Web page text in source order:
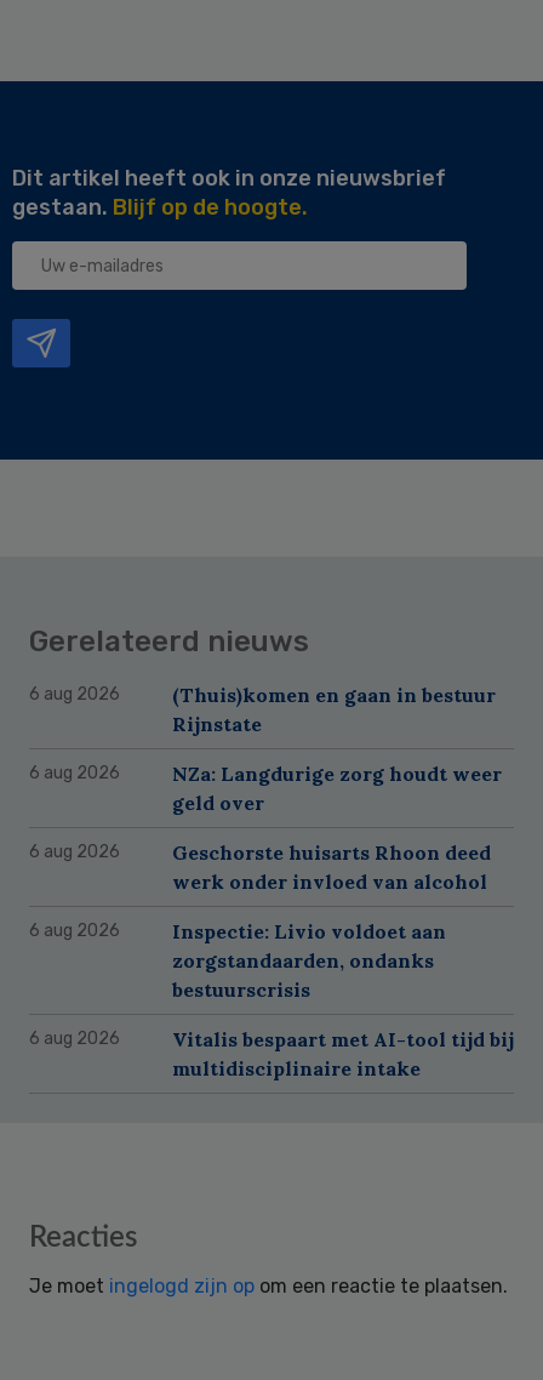
Dit artikel heeft ook in onze nieuwsbrief
gestaan. Blijf op de hoogte.
Uw
Gerelateerd nieuws
6 aug 2026
(Thuis)komen en gaan in bestuur
Rijnstate
6 aug 2026
NZa: Langdurige zorg houdt weer
geld over
6 aug 2026
Geschorste huisarts Rhoon deed
werk onder invloed van alcohol
6 aug 2026
Inspectie: Livio voldoet aan
zorgstandaarden, ondanks
bestuurscrisis
6 aug 2026
Vitalis bespaart met AI-tool tijd bij
multidisciplinaire intake
Reader
Reacties
Je moet ingelogd zijn op om een reactie te plaatsen.